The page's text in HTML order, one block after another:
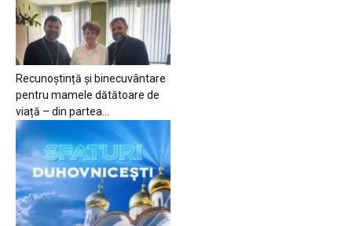
Recunoștință și binecuvântare
pentru mamele dătătoare de
viață – din partea...